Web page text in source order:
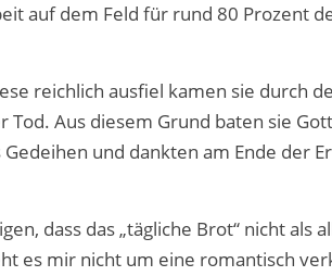
auf dem Feld für rund 80 Prozent
reichlich ausfiel kamen sie durch
Aus diesem Grund baten sie
und dankten am Ende der
dass das „tägliche Brot“ nicht als
es mir nicht um eine romantisch